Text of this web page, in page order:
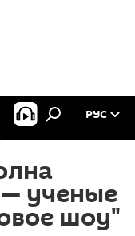
РУС
ученые
шоу"